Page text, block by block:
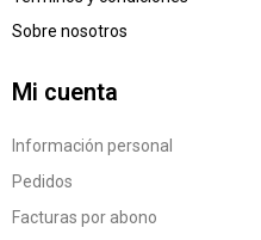
Sobre nosotros
Mi cuenta
Información personal
Pedidos
Facturas por abono